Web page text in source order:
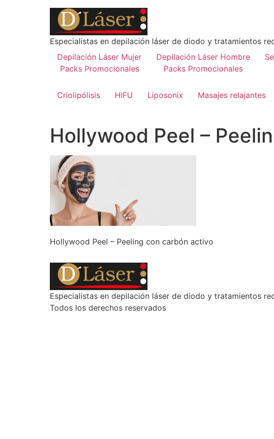
Especialistas en depilación láser de diodo y tratamientos
Depilación Láser Mujer
Packs Promocionales
Depilación Láser Hombre
Packs Promocionales
Criolipólisis HIFU Liposonix Masajes relajantes
Hollywood Peel –
Hollywood Peel – Peeling con carbón activo
Especialistas en depilación láser de diodo y tratamientos
Todos los derechos reservados